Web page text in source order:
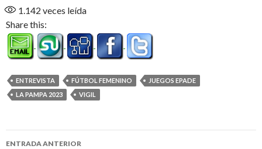
1.142 veces leída
Share this:
ENTREVISTA FÚTBOL FEMENINO
JUEGOS EPADE
LA PAMPA 2023
VIGIL
Navegación
ENTRADA ANTERIOR